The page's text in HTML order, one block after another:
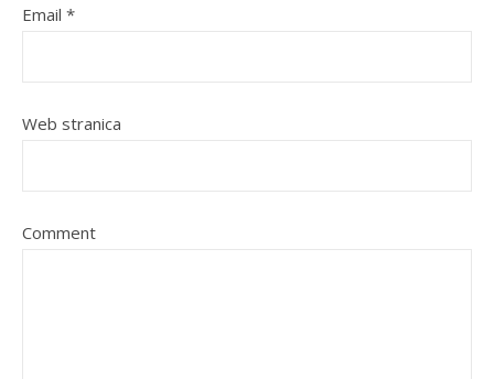
Email *
Web stranica
Comment